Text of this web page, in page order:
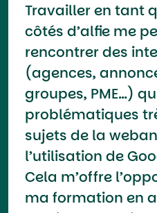
Travailler en tant
côtés d’alfie me
rencontrer des
(agences,
groupes, PME…)
problématiques
sujets de la
l’utilisation de
Cela m’offre
ma formation en